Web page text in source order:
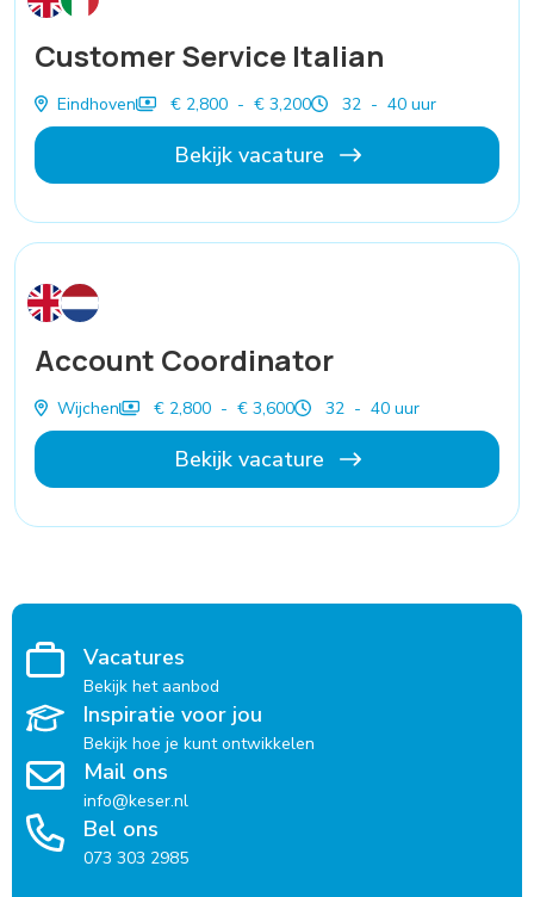
Customer Service Italian
Eindhoven € 2,800 - € 3,200 32 - 40 uur
Bekijk vacature
Account Coordinator
Wijchen € 2,800 - € 3,600 32 - 40 uur
Bekijk vacature
Vacatures
Bekijk het aanbod
Inspiratie voor jou
Bekijk hoe je kunt ontwikkelen
Mail ons
info@keser.nl
Bel ons
073 303 2985